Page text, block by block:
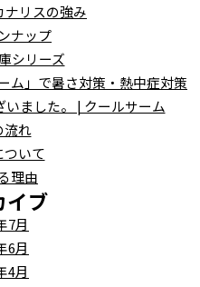
ナリスの強み
ナップ
シリーズ
ム」で暑さ対策・熱中症対策
ました。 | クールサーム
流れ
ついて
理由
イブ
7月
6月
4月